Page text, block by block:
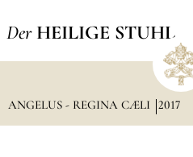
Der HEILIGE STUHL
ANGELUS - REGINA CÆLI 2017